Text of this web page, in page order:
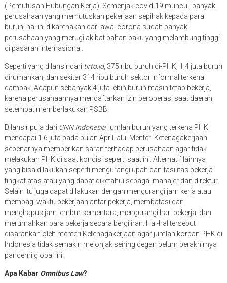
(Pemutusan Hubungan Kerja). Semenjak covid-19 muncul, banyak
perusahaan yang memutuskan pekerjaan sepihak kepada para
buruh, hal ini dikarenakan dari awal corona sudah banyak
perusahaan yang merugi akibat bahan baku yang melambung tinggi
di pasaran internasional.
Seperti yang dilansir dari tirto.id, 375 ribu buruh di-PHK, 1,4 juta buruh
dirumahkan, dan sekitar 314 ribu buruh sektor informal terkena
dampak. Adapun sebanyak 4 juta lebih buruh masih tetap bekerja,
karena perusahaannya mendaftarkan izin beroperasi saat daerah
setempat memberlakukan PSBB.
Dilansir pula dari CNN Indonesia, jumlah buruh yang terkena PHK
mencapai 1,6 juta pada bulan April lalu. Menteri Ketenagakerjaan
sebenarnya memberikan saran terhadap perusahaan agar tidak
melakukan PHK di saat kondisi seperti saat ini. Alternatif lainnya
yang bisa dilakukan seperti mengurangi upah dan fasilitas pekerja
tingkat atas atau yang dapat diketahui sebagai manajer dan direktur.
Selain itu juga dapat dilakukan dengan mengurangi jam kerja atau
membagi waktu pekerjaan antar pekerja, membatasi dan
menghapus jam lembur sementara, mengurangi hari bekerja, dan
merumahkan para pekerja secara bergiliran. Hal-hal tersebut
disarankan oleh menteri Ketenagakerjaan agar jumlah korban PHK di
Indonesia tidak semakin melonjak seiring degan belum berakhirnya
pandemi global ini.
Apa Kabar Omnibus Law?